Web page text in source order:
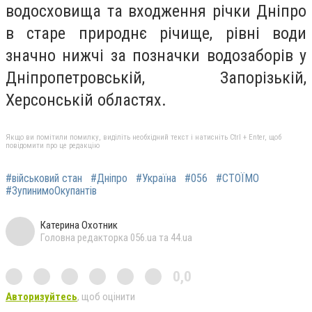
водосховища та входження річки Дніпро
в старе природнє річище, рівні води
значно нижчі за позначки водозаборів у
Дніпропетровській, Запорізькій,
Херсонській областях.
Якщо ви помітили помилку, виділіть необхідний текст і натисніть Ctrl + Enter, щоб
повідомити про це редакцію
#військовий стан #Дніпро #Україна #056
#СТОЇМО
#ЗупинимоОкупантів
Катерина Охотник
Головна редакторка 056.ua та 44.ua
0,0
Авторизуйтесь, щоб оцінити